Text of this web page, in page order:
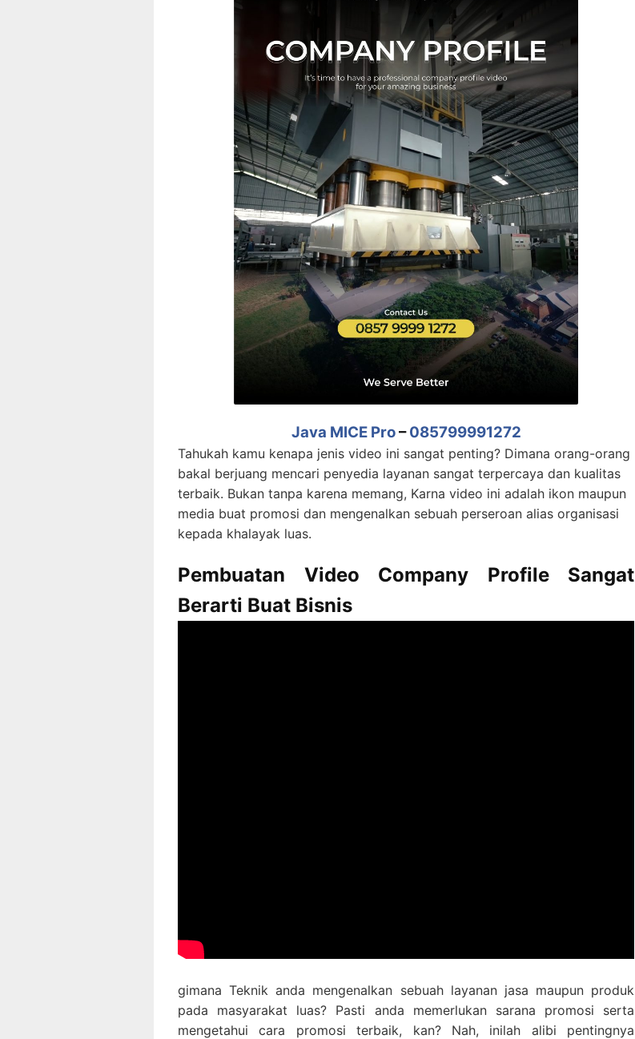
Java MICE Pro–085799991272
Tahukah kamu kenapa jenis video ini sangat penting? Dimana orang-orang
bakal berjuang mencari penyedia layanan sangat terpercaya dan kualitas
terbaik. Bukan tanpa karena memang, Karna video ini adalah ikon maupun
media buat promosi dan mengenalkan sebuah perseroan alias organisasi
kepada khalayak luas.
Pembuatan Video Company Profile Sangat
Berarti Buat Bisnis
gimana Teknik anda mengenalkan sebuah layanan jasa maupun produk
pada masyarakat luas? Pasti anda memerlukan sarana promosi serta
mengetahui cara promosi terbaik, kan? Nah, inilah alibi pentingnya